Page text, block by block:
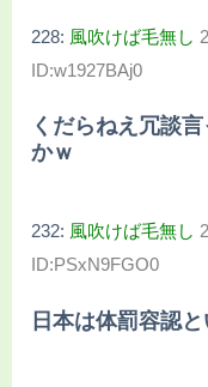
228: 風吹けば毛無し
ID:w1927BAj0
くだらねえ冗談
かｗ
232: 風吹けば毛無し
ID:PSxN9FGO0
日本は体罰容認